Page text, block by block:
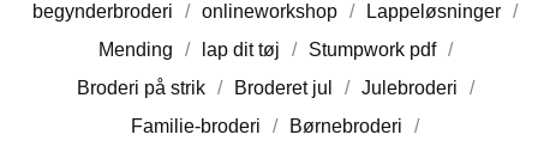
begynderbroderi
onlineworkshop
Lappeløsninger
Mending
lap dit tøj
Stumpwork pdf
Broderi på strik
Broderet jul
Julebroderi
Familie-broderi
Børnebroderi